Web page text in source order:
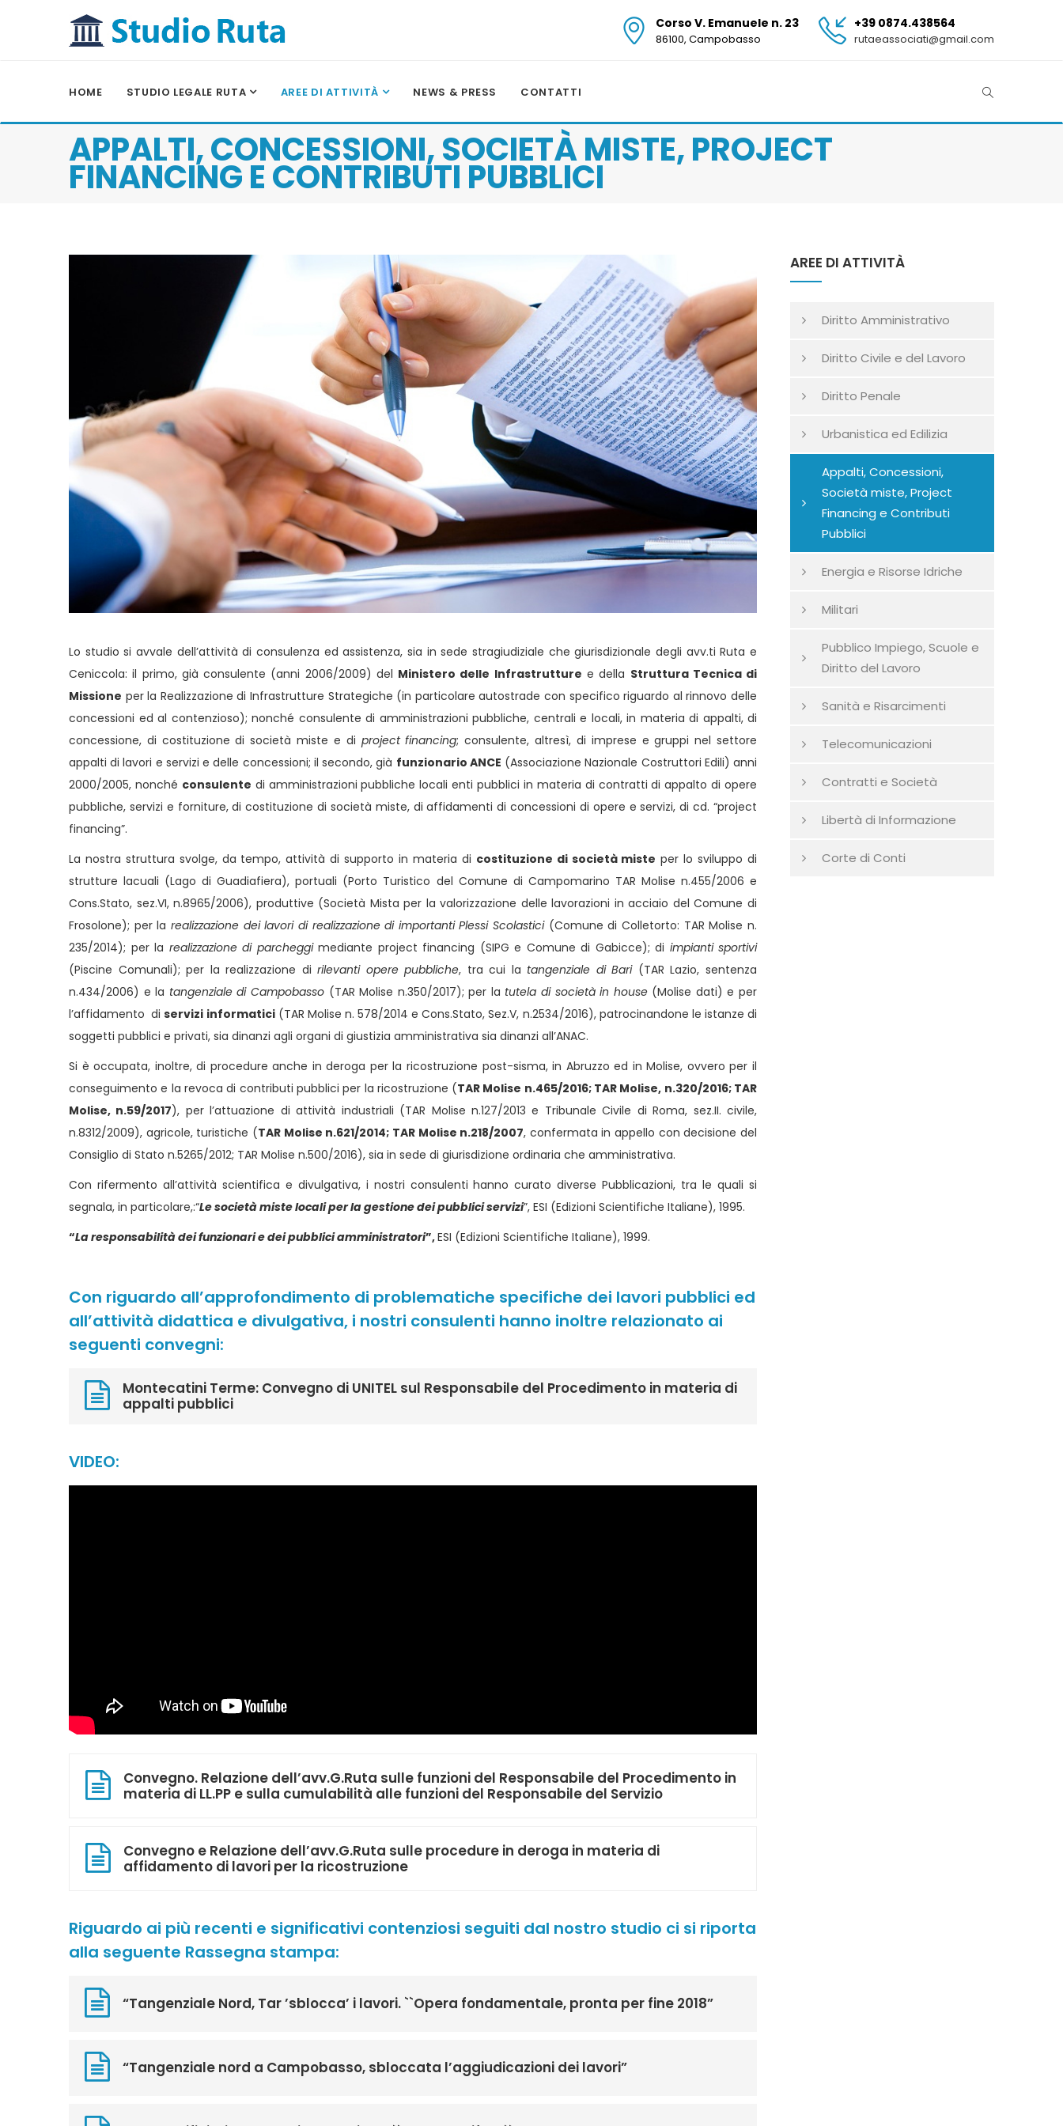
Corso V. Emanuele n. 23
86100, Campobasso
+39 0874.438564
rutaeassociati@gmail.com
HOME STUDIO LEGALE RUTA AREE DI ATTIVITÀ NEWS & PRESS CONTATTI
APPALTI, CONCESSIONI, SOCIETÀ MISTE, PROJECT
FINANCING E CONTRIBUTI PUBBLICI
Lo studio si avvale dell’attività di consulenza ed assistenza, sia in sede stragiudiziale che giurisdizionale degli avv.ti Ruta e
Ceniccola: il primo, già consulente (anni 2006/2009) del Ministero delle Infrastrutture e della Struttura Tecnica di
Missione per la Realizzazione di Infrastrutture Strategiche (in particolare autostrade con specifico riguardo al rinnovo delle
concessioni ed al contenzioso); nonché consulente di amministrazioni pubbliche, centrali e locali, in materia di appalti, di
concessione, di costituzione di società miste e di project financing; consulente, altresì, di imprese e gruppi nel settore
appalti di lavori e servizi e delle concessioni; il secondo, già funzionario ANCE (Associazione Nazionale Costruttori Edili) anni
2000/2005, nonché consulente di amministrazioni pubbliche locali enti pubblici in materia di contratti di appalto di opere
pubbliche, servizi e forniture, di costituzione di società miste, di affidamenti di concessioni di opere e servizi, di cd. “project
financing”.
La nostra struttura svolge, da tempo, attività di supporto in materia di costituzione di società miste per lo sviluppo di
strutture lacuali (Lago di Guadiafiera), portuali (Porto Turistico del Comune di Campomarino TAR Molise n.455/2006 e
Cons.Stato, sez.VI, n.8965/2006), produttive (Società Mista per la valorizzazione delle lavorazioni in acciaio del Comune di
Frosolone); per la realizzazione dei lavori di realizzazione di importanti Plessi Scolastici(Comune di Colletorto: TAR Molise n.
235/2014); per la realizzazione di parcheggimediante project financing (SIPG e Comune di Gabicce); di impianti sportivi
(Piscine Comunali); per la realizzazione dirilevanti opere pubbliche, tra cui la tangenziale di Bari(TAR Lazio, sentenza
n.434/2006) e la tangenziale di Campobasso(TAR Molise n.350/2017); per la tutela di società in house(Molise dati) e per
l’affidamento diservizi informatici(TAR Molise n. 578/2014 e Cons.Stato, Sez.V, n.2534/2016), patrocinandone le istanze di
soggetti pubblici e privati, sia dinanzi agli organi di giustizia amministrativa sia dinanzi all’ANAC.
Si è occupata, inoltre, di procedure anche in deroga per la ricostruzione post-sisma, in Abruzzo ed in Molise, ovvero per il
conseguimento e la revoca di contributi pubblici per la ricostruzione (TAR Molise n.465/2016; TAR Molise, n.320/2016; TAR
Molise, n.59/2017), per l’attuazione di attività industriali (TAR Molise n.127/2013 e Tribunale Civile di Roma, sez.II. civile,
n.8312/2009), agricole, turistiche (TAR Molise n.621/2014; TAR Molise n.218/2007, confermata in appello con decisione del
Consiglio di Stato n.5265/2012; TAR Molise n.500/2016), sia in sede di giurisdizione ordinaria che amministrativa.
Con rifermento all’attività scientifica e divulgativa, i nostri consulenti hanno curato diverse Pubblicazioni, tra le quali si
segnala, in particolare,:“Le società miste locali per la gestione dei pubblici servizi”, ESI (Edizioni Scientifiche Italiane), 1995.
“La responsabilità dei funzionari e dei pubblici amministratori”,ESI (Edizioni Scientifiche Italiane), 1999.
Con riguardo all’approfondimento di problematiche specifiche dei lavori pubblici ed
all’attività didattica e divulgativa, i nostri consulenti hanno inoltre relazionato ai
seguenti convegni:
Montecatini Terme: Convegno di UNITEL sul Responsabile del Procedimento in materia di
appalti pubblici
VIDEO:
Convegno. Relazione dell’avv.G.Ruta sulle funzioni del Responsabile del Procedimento in
materia di LL.PP e sulla cumulabilità alle funzioni del Responsabile del Servizio
Convegno e Relazione dell’avv.G.Ruta sulle procedure in deroga in materia di
affidamento di lavori per la ricostruzione
Riguardo ai più recenti e significativi contenziosi seguiti dal nostro studio ci si riporta
alla seguente Rassegna stampa:
“Tangenziale Nord, Tar ’sblocca’ i lavori. ``Opera fondamentale, pronta per fine 2018”
“Tangenziale nord a Campobasso, sbloccata l’aggiudicazioni dei lavori”
AREE DI ATTIVITÀ
Diritto Amministrativo
Diritto Civile e del Lavoro
Diritto Penale
Urbanistica ed Edilizia
Appalti, Concessioni,
Società miste, Project
Financing e Contributi
Pubblici
Energia e Risorse Idriche
Militari
Pubblico Impiego, Scuole e
Diritto del Lavoro
Sanità e Risarcimenti
Telecomunicazioni
Contratti e Società
Libertà di Informazione
Corte di Conti